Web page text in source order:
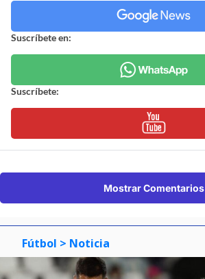
Suscríbete en:
Suscríbete:
Mostrar Comentarios
Fútbol > Noticia